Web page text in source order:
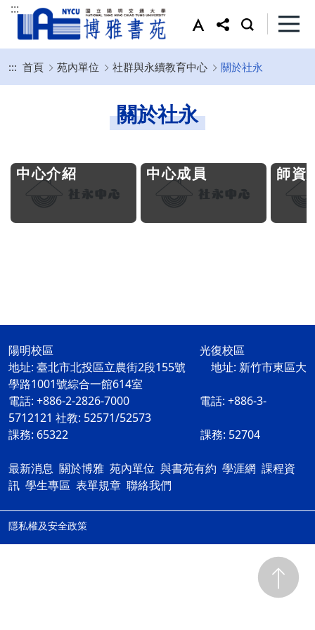
:::
::: 首頁 苑內單位 社群與永續教育中心 關於社永
關於社永
中心介紹 中心成員 師資
陽明校區 光復校區
地址: 臺北市北投區立農街2段155號 地址: 新竹市東區大
學路1001號綜合一館614室
電話: +886-2-2826-7000 電話: +886-3-
5712121 社教: 52571/52573
課務: 65322 課務: 52704
最新消息 關於博雅 苑內單位 與書苑有約 學涯網 課程資
訊 學生專區 表單規章 聯絡我們
隱私權及安全政策